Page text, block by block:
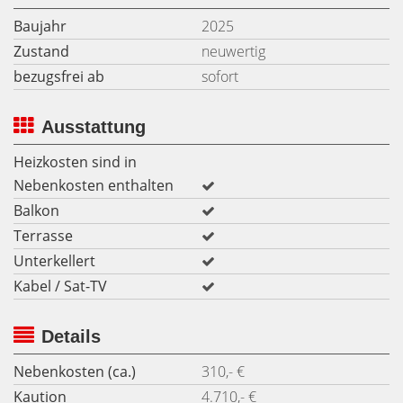
Baujahr
2025
Zustand
neuwertig
bezugsfrei ab
sofort
Ausstattung
Heizkosten sind in
Nebenkosten enthalten
Balkon
Terrasse
Unterkellert
Kabel / Sat-TV
Details
Nebenkosten (ca.)
310,- €
Kaution
4.710,- €